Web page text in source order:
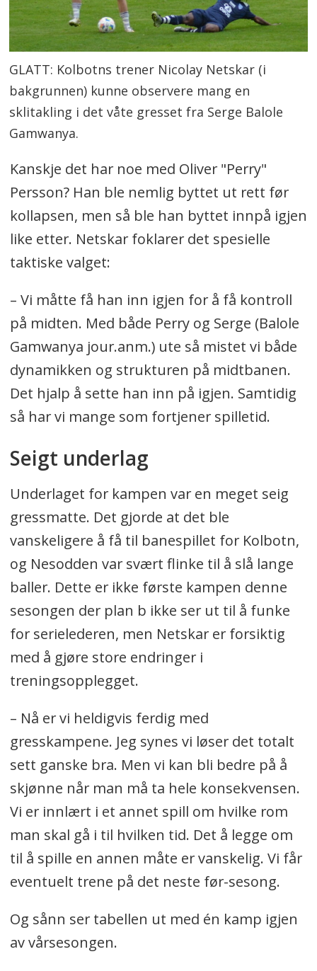
GLATT: Kolbotns trener Nicolay Netskar (i
bakgrunnen) kunne observere mang en
sklitakling i det våte gresset fra Serge Balole
Gamwanya.
Kanskje det har noe med Oliver "Perry"
Persson? Han ble nemlig byttet ut rett før
kollapsen, men så ble han byttet innpå igjen
like etter. Netskar foklarer det spesielle
taktiske valget:
– Vi måtte få han inn igjen for å få kontroll
på midten. Med både Perry og Serge (Balole
Gamwanya jour.anm.) ute så mistet vi både
dynamikken og strukturen på midtbanen.
Det hjalp å sette han inn på igjen. Samtidig
så har vi mange som fortjener spilletid.
Seigt underlag
Underlaget for kampen var en meget seig
gressmatte. Det gjorde at det ble
vanskeligere å få til banespillet for Kolbotn,
og Nesodden var svært flinke til å slå lange
baller. Dette er ikke første kampen denne
sesongen der plan b ikke ser ut til å funke
for serielederen, men Netskar er forsiktig
med å gjøre store endringer i
treningsopplegget.
– Nå er vi heldigvis ferdig med
gresskampene. Jeg synes vi løser det totalt
sett ganske bra. Men vi kan bli bedre på å
skjønne når man må ta hele konsekvensen.
Vi er innlært i et annet spill om hvilke rom
man skal gå i til hvilken tid. Det å legge om
til å spille en annen måte er vanskelig. Vi får
eventuelt trene på det neste før-sesong.
Og sånn ser tabellen ut med én kamp igjen
av vårsesongen.